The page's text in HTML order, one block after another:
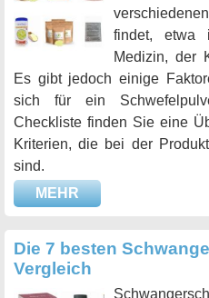
findet, etwa
Medizin, der
Es gibt jedoch einige
sich für ein
Checkliste finden Sie eine
Kriterien, die bei der
sind.
MEHR
Die 7 besten
Vergleich